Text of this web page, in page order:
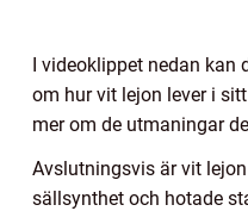
I videoklippet nedan kan
om hur vit lejon lever i
mer om de utmaningar
Avslutningsvis är vit
sällsynthet och hotade